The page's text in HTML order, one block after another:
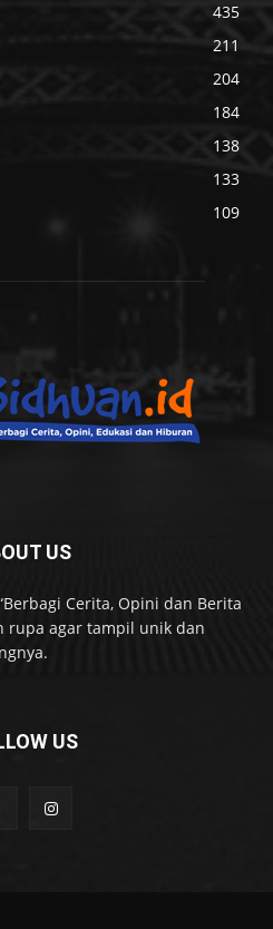
435
211
204
184
138
133
109
US
Cerita, Opini dan Berita
rupa agar tampil unik dan
US